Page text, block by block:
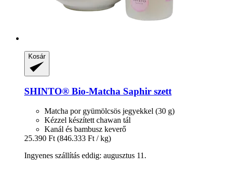
Kosár
SHINTO® Bio-​Matcha Saphir szett
Matcha por gyümölcsös jegyekkel (30 g)
Kézzel készített chawan tál
Kanál és bambusz keverő
25.390 Ft (846.333 Ft / kg)
Ingyenes szállítás eddig: augusztus 11.